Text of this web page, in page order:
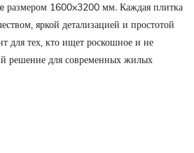
размером 1600x3200 мм. Каждая плитка
яркой детализацией и простотой
для тех, кто ищет роскошное и не
решение для современных жилых